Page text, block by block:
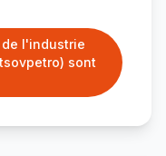
l'industrie
sont